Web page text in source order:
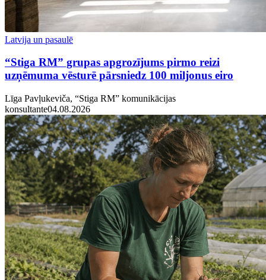
Latvija un pasaulē
“Stiga RM” grupas apgrozījums pirmo reizi
uzņēmuma vēsturē pārsniedz 100 miljonus eiro
Līga Pavļukeviča, “Stiga RM” komunikācijas
konsultante04.08.2026